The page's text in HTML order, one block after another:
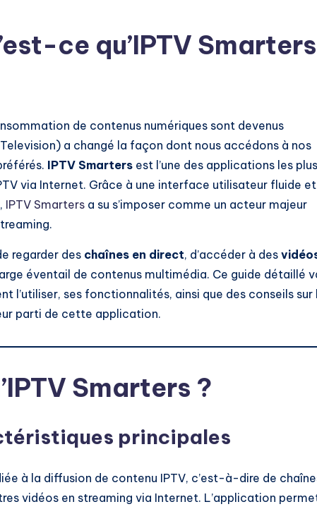
ce qu’IPTV Smarters
de contenus numériques sont devenus
a changé la façon dont nous accédons à nos
IPTV Smarters est l’une des applications les plus
via Internet. Grâce à une interface utilisateur fluide et
IPTV Smarters a su s’imposer comme un acteur majeur
regarder des chaînes en direct, d’accéder à des
éventail de contenus multimédia. Ce guide détaillé
l’utiliser, ses fonctionnalités, ainsi que des conseils sur
parti de cette application.
Smarters ?
principales
à la diffusion de contenu IPTV, c’est-à-dire de
vidéos en streaming via Internet. L’application